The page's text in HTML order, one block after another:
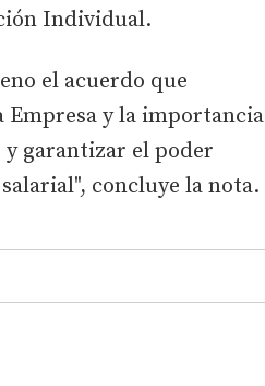
Individual.
el acuerdo que
Empresa y la importancia
garantizar el poder
concluye la nota.